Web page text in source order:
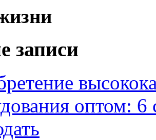
записи
оптом: 6